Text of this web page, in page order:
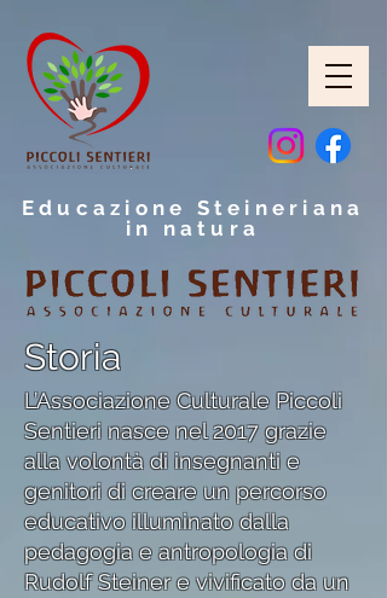
Educazione Steineriana
in natura
Storia
L’Associazione Culturale Piccoli
Sentieri nasce nel 2017 grazie
alla volontà di insegnanti e
genitori di creare un percorso
educativo illuminato dalla
pedagogia e antropologia di
Rudolf Steiner e vivificato da un